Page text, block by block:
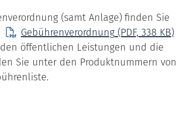
(samt Anlage) finden Sie
Gebührenverordnung (PDF, 338 KB)
öffentlichen Leistungen und die
Sie unter den Produktnummern von